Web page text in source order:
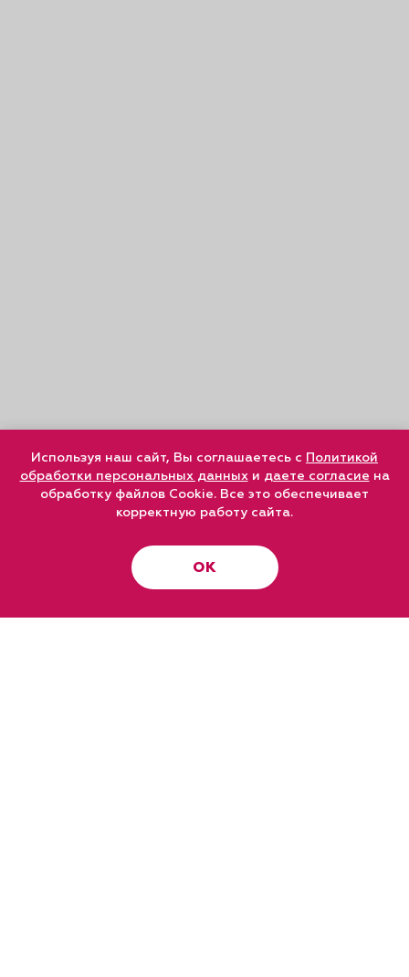
Используя наш сайт, Вы соглашаетесь с Политикой
обработки персональных данныхи даете согласие на
обработку файлов Cookie. Все это обеспечивает
корректную работу сайта.
ОК